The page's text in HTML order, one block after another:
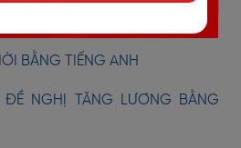
BẰNG TIẾNG ANH
ĐỀ NGHỊ TĂNG LƯƠNG BẰNG